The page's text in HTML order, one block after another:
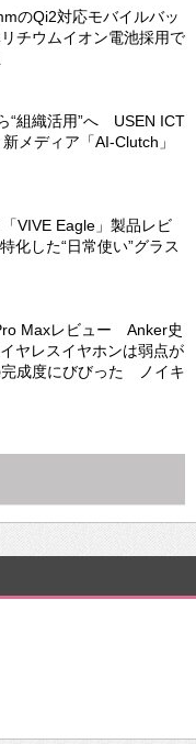
のQi2対応モバイルバッ
チウムイオン電池採用で
“組織活用”へ USEN ICT
メディア「AI-Clutch」
VIVE Eagle」製品レビ
化した“日常使い”グラス
Maxレビュー Anker史
ヤレスイヤホンは弱点が
完成度にびびった ノイキ